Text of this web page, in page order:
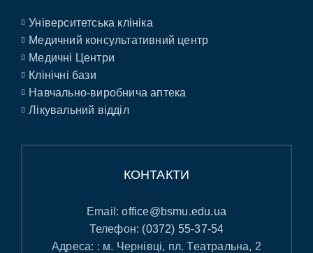
Університетська клініка
Медичний консультативний центр
Медичні Центри
Клінічні бази
Навчально-виробнича аптека
Лікувальний відділ
КОНТАКТИ
Email:office@bsmu.edu.ua
Телефон: (0372) 55-37-54
Адреса: : м. Чернівці, пл. Театральна, 2